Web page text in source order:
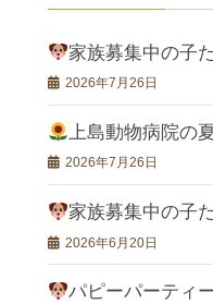
家族募集中の子
2026年7月26日
上島動物病院の
2026年7月26日
家族募集中の子
2026年6月20日
パピーパーティ